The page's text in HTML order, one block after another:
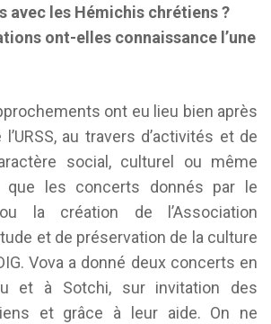
avec les Hémichis chrétiens ?
ont-elles connaissance l’une
ont eu lieu bien après
au travers d’activités et de
social, culturel ou même
que les concerts donnés par le
la création de l’Association
et de préservation de la culture
Vova a donné deux concerts en
et à Sotchi, sur invitation des
et grâce à leur aide. On ne